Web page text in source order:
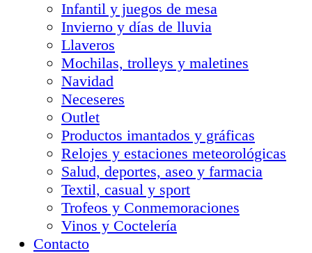
Infantil y juegos de mesa
Invierno y días de lluvia
Llaveros
Mochilas, trolleys y maletines
Navidad
Neceseres
Outlet
Productos imantados y gráficas
Relojes y estaciones meteorológicas
Salud, deportes, aseo y farmacia
Textil, casual y sport
Trofeos y Conmemoraciones
Vinos y Coctelería
Contacto